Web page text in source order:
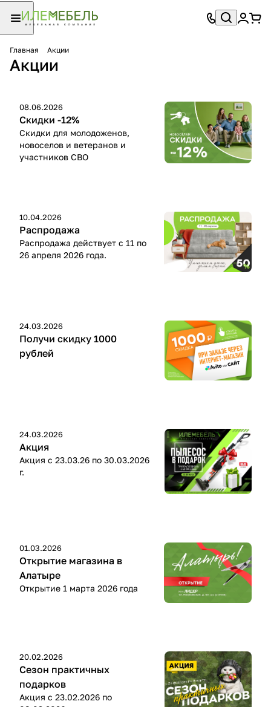
Главная Акции
Акции
08.06.2026
Скидки -12%
Скидки для молодоженов,
новоселов и ветеранов и
участников СВО
10.04.2026
Распродажа
Распродажа действует с 11 по
26 апреля 2026 года.
24.03.2026
Получи скидку 1000
рублей
24.03.2026
Акция
Акция с 23.03.26 по 30.03.2026
г.
01.03.2026
Открытие магазина в
Алатыре
Открытие 1 марта 2026 года
20.02.2026
Сезон практичных
подарков
Акция с 23.02.2026 по